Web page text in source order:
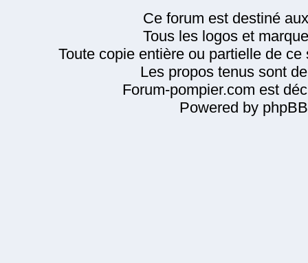
Ce forum est destiné
Tous les logos et
Toute copie entière ou partielle de
Les propos tenus sont
Forum-pompier.com est
Powered by